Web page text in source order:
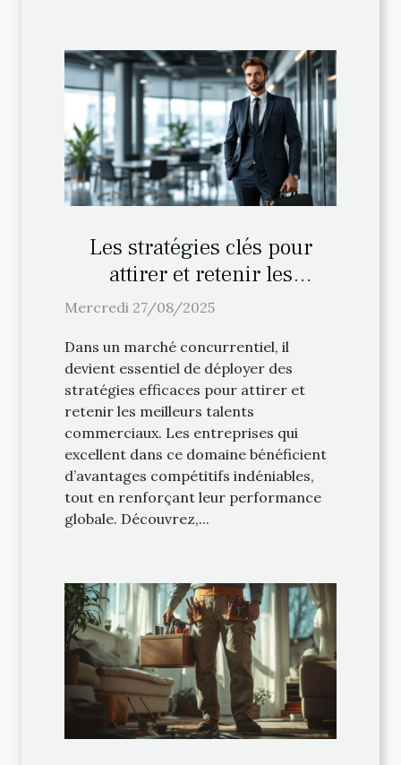
Les stratégies clés pour
attirer et retenir les
meilleurs talents
Mercredi 27/08/2025
Dans un marché concurrentiel, il
devient essentiel de déployer des
stratégies efficaces pour attirer et
retenir les meilleurs talents
commerciaux. Les entreprises qui
excellent dans ce domaine bénéficient
d’avantages compétitifs indéniables,
tout en renforçant leur performance
globale. Découvrez,...